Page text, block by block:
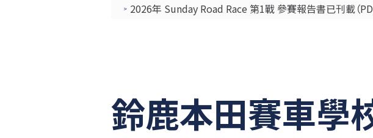
2026年 Sunday Road Race 第1戰 參賽報告書已刊載（
鈴鹿本田賽車學